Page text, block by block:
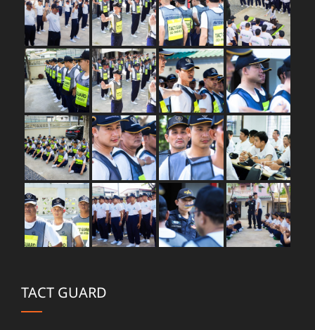
TACT GUARD